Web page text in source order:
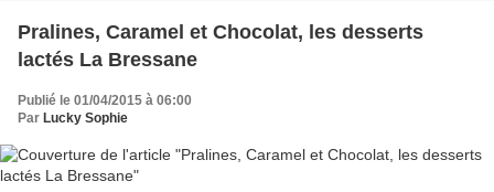
Pralines, Caramel et Chocolat, les desserts
lactés La Bressane
Publié le 01/04/2015 à 06:00
Par Lucky Sophie